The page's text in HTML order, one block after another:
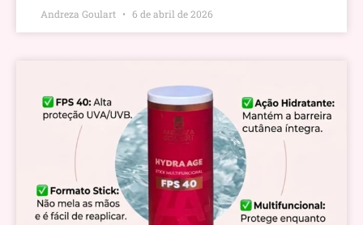
Andreza Goulart 6 de abril de 2026